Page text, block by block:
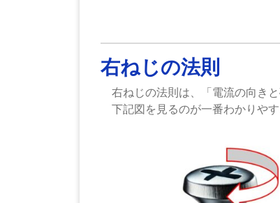
右ねじの法則
右ねじの法則は、「電流の向きと
下記図を見るのが一番わかりやす